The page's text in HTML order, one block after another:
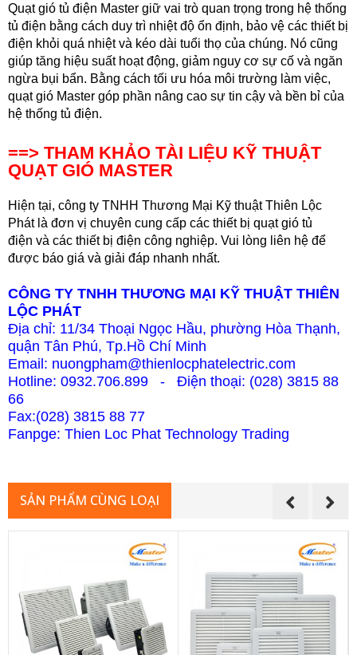
Quạt gió tủ điện Master giữ vai trò quan trọng trong hệ thống
tủ điện bằng cách duy trì nhiệt độ ổn định, bảo vệ các thiết bị
điện khỏi quá nhiệt và kéo dài tuổi thọ của chúng. Nó cũng
giúp tăng hiệu suất hoạt động, giảm nguy cơ sự cố và ngăn
ngừa bụi bẩn. Bằng cách tối ưu hóa môi trường làm việc,
quạt gió Master góp phần nâng cao sự tin cậy và bền bỉ của
hệ thống tủ điện.
==> THAM KHẢO TÀI LIỆU KỸ THUẬT
QUẠT GIÓ MASTER
Hiện tại, công ty TNHH Thương Mại Kỹ thuật Thiên Lộc
Phát là đơn vị chuyên cung cấp các thiết bị quạt gió tủ
điện và các thiết bị điện công nghiệp. Vui lòng liên hệ để
được báo giá và giải đáp nhanh nhất.
CÔNG TY TNHH THƯƠNG MẠI KỸ THUẬT THIÊN
LỘC PHÁT
Địa chỉ: 11/34 Thoại Ngọc Hầu, phường Hòa Thạnh,
quận Tân Phú, Tp.Hồ Chí Minh
Email: nuongpham@thienlocphatelectric.com
Hotline: 0932.706.899 - Điện thoại: (028) 3815 88
66
Fax:(028) 3815 88 77
Fanpge: Thien Loc Phat Technology Trading
SẢN PHẨM CÙNG LOẠI